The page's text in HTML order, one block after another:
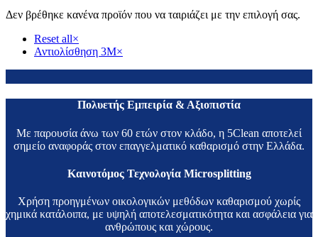
Δεν βρέθηκε κανένα προϊόν που να ταιριάζει με την επιλογή σας.
Reset all×
Αντιολίσθηση 3Μ×
Πολυετής Εμπειρία & Αξιοπιστία
Με παρουσία άνω των 60 ετών στον κλάδο, η 5Clean αποτελεί
σημείο αναφοράς στον επαγγελματικό καθαρισμό στην Ελλάδα.
Καινοτόμος Τεχνολογία Microsplitting
Χρήση προηγμένων οικολογικών μεθόδων καθαρισμού χωρίς
χημικά κατάλοιπα, με υψηλή αποτελεσματικότητα και ασφάλεια για
ανθρώπους και χώρους.